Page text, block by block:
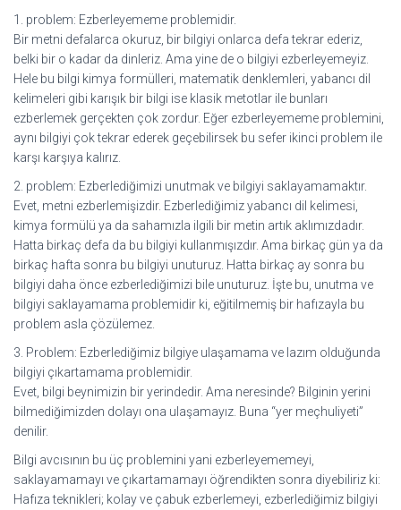
1. problem: Ezberleyememe problemidir.
Bir metni defalarca okuruz, bir bilgiyi onlarca defa tekrar ederiz,
belki bir o kadar da dinleriz. Ama yine de o bilgiyi ezberleyemeyiz.
Hele bu bilgi kimya formülleri, matematik denklemleri, yabancı dil
kelimeleri gibi karışık bir bilgi ise klasik metotlar ile bunları
ezberlemek gerçekten çok zordur. Eğer ezberleyememe problemini,
aynı bilgiyi çok tekrar ederek geçebilirsek bu sefer ikinci problem ile
karşı karşıya kalırız.
2. problem: Ezberlediğimizi unutmak ve bilgiyi saklayamamaktır.
Evet, metni ezberlemişizdir. Ezberlediğimiz yabancı dil kelimesi,
kimya formülü ya da sahamızla ilgili bir metin artık aklımızdadır.
Hatta birkaç defa da bu bilgiyi kullanmışızdır. Ama birkaç gün ya da
birkaç hafta sonra bu bilgiyi unuturuz. Hatta birkaç ay sonra bu
bilgiyi daha önce ezberlediğimizi bile unuturuz. İşte bu, unutma ve
bilgiyi saklayamama problemidir ki, eğitilmemiş bir hafızayla bu
problem asla çözülemez.
3. Problem: Ezberlediğimiz bilgiye ulaşamama ve lazım olduğunda
bilgiyi çıkartamama problemidir.
Evet, bilgi beynimizin bir yerindedir. Ama neresinde? Bilginin yerini
bilmediğimizden dolayı ona ulaşamayız. Buna “yer meçhuliyeti”
denilir.
Bilgi avcısının bu üç problemini yani ezberleyememeyi,
saklayamamayı ve çıkartamamayı öğrendikten sonra diyebiliriz ki:
Hafıza teknikleri; kolay ve çabuk ezberlemeyi, ezberlediğimiz bilgiyi